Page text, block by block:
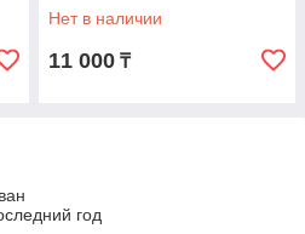
Нет в наличии
11 000 ₸
год